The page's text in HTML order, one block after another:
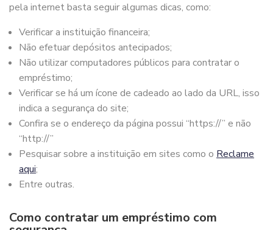
pela internet basta seguir algumas dicas, como:
Verificar a instituição financeira;
Não efetuar depósitos antecipados;
Não utilizar computadores públicos para contratar o
empréstimo;
Verificar se há um ícone de cadeado ao lado da URL, isso
indica a segurança do site;
Confira se o endereço da página possui “https://” e não
“http://”
Pesquisar sobre a instituição em sites como o Reclame
aqui;
Entre outras.
Como contratar um empréstimo com